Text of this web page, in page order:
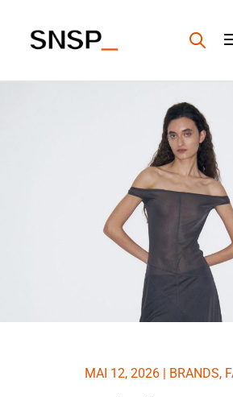
MAI 12, 2026| BRANDS,